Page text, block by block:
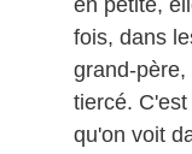
en petite,
fois, dans
grand-père,
tiercé.
qu'on voit